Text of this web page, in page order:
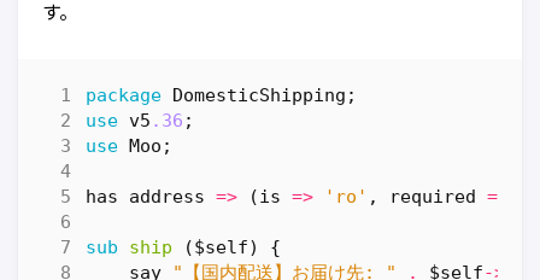
す。
package DomesticShipping ;
use v5 .36 ;
use Moo ;
has address => (is => 'ro' , required =>
sub ship
($self) {
say
"【国内配送】お届け先: " . $self->